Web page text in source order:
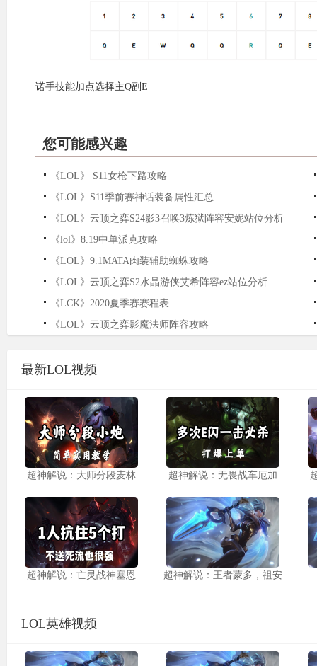
诺手技能加点选择主Q副E
您可能感兴趣
《LOL》 S11女枪下路攻略
《LOL》S11季前赛神话装备属性汇总
《LOL》云顶之弈S24影3召唤3炼狱阵容安妮站位分析
《lol》8.19中单派克攻略
《LOL》9.1MATA肉装辅助蜘蛛攻略
《LOL》云顶之弈S2水晶游侠艾希阵容ez站位分析
《LCK》2020夏季赛赛程表
《LOL》云顶之弈影魔法师阵容攻略
最新LOL视频
超神解说：大师分段麦林 超神解说：无畏战车厄加
超神解说：亡灵战神塞恩 超神解说：王者蒙多，祖安
LOL英雄视频